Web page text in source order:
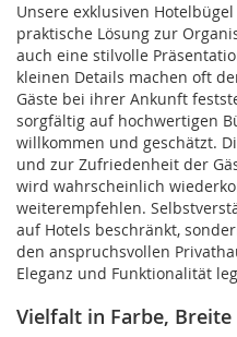
Unsere exklusiven
praktische Lösung zur
auch eine stilvolle
kleinen Details machen oft
Gäste bei ihrer Ankunft
sorgfältig auf hochwertigen
willkommen und geschätzt.
und zur Zufriedenheit der
wird wahrscheinlich
weiterempfehlen.
auf Hotels beschränkt,
den anspruchsvollen
Eleganz und Funktionalität
Vielfalt in Farbe,